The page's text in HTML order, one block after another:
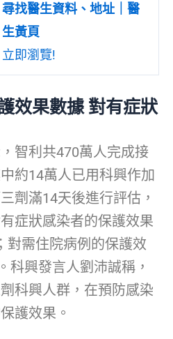
尋找醫生資料、地址｜醫
生黃頁
立即瀏覽!
效果數據 對有症狀
智利共470萬人完成接
約14萬人已用科興作加
劑滿14天後進行評估，
症狀感染者的保護效果
對需住院病例的保護效
科興發言人劉沛誠稱，
科興人群，在預防感染
護效果。